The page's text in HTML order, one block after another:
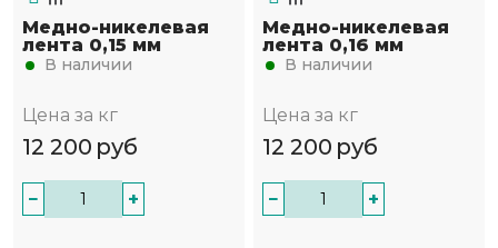
Медно-никелевая
лента 0,15 мм
В наличии
Цена за кг
12 200 руб
− +
Медно-никелевая
лента 0,16 мм
В наличии
Цена за кг
12 200 руб
− +